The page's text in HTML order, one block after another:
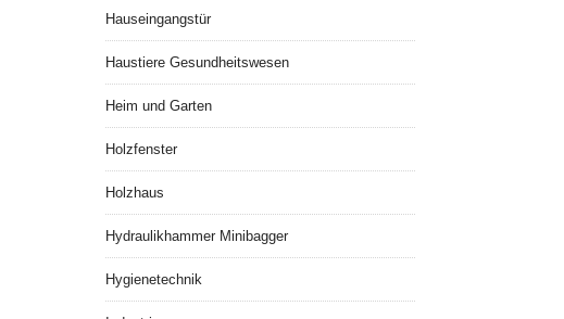
Hauseingangstür
Haustiere Gesundheitswesen
Heim und Garten
Holzfenster
Holzhaus
Hydraulikhammer Minibagger
Hygienetechnik